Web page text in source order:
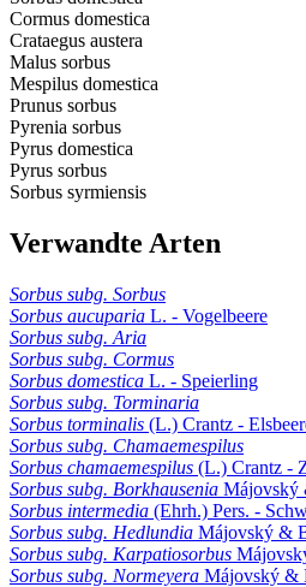
Cormus domestica
Crataegus austera
Malus sorbus
Mespilus domestica
Prunus sorbus
Pyrenia sorbus
Pyrus domestica
Pyrus sorbus
Sorbus syrmiensis
Verwandte Arten
Sorbus subg. Sorbus
Sorbus aucuparia L. - Vogelbeere
Sorbus subg. Aria
Sorbus subg. Cormus
Sorbus domestica L. - Speierling
Sorbus subg. Torminaria
Sorbus torminalis (L.) Crantz -
Sorbus subg. Chamaemespilus
Sorbus chamaemespilus (L.) Crantz -
Sorbus subg. Borkhausenia Májovský
Sorbus intermedia (Ehrh.) Pers. -
Sorbus subg. Hedlundia Májovský &
Sorbus subg. Karpatiosorbus
Sorbus subg. Normeyera Májovský &